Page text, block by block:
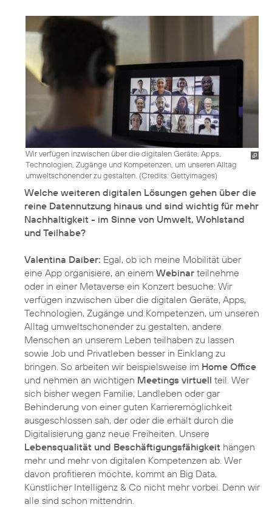
Wir verfügen inzwischen über die digitalen Geräte, Apps,
Technologien, Zugänge und Kompetenzen, um unseren Alltag
umweltschonender zu gestalten. (Credits: Gettyimages)
Welche weiteren digitalen Lösungen gehen über die
reine Datennutzung hinaus und sind wichtig für mehr
Nachhaltigkeit - im Sinne von Umwelt, Wohlstand
und Teilhabe?
Valentina Daiber: Egal, ob ich meine Mobilität über
eine App organisiere, an einem Webinar teilnehme
oder in einer Metaverse ein Konzert besuche: Wir
verfügen inzwischen über die digitalen Geräte, Apps,
Technologien, Zugänge und Kompetenzen, um unseren
Alltag umweltschonender zu gestalten, andere
Menschen an unserem Leben teilhaben zu lassen
sowie Job und Privatleben besser in Einklang zu
bringen. So arbeiten wir beispielsweise im Home Office
und nehmen an wichtigen Meetings virtuell teil. Wer
sich bisher wegen Familie, Landleben oder gar
Behinderung von einer guten Karrieremöglichkeit
ausgeschlossen sah, der oder die erhält durch die
Digitalisierung ganz neue Freiheiten. Unsere
Lebensqualität und Beschäftigungsfähigkeit hängen
mehr und mehr von digitalen Kompetenzen ab. Wer
davon profitieren möchte, kommt an Big Data,
Künstlicher Intelligenz & Co nicht mehr vorbei. Denn wir
alle sind schon mittendrin.